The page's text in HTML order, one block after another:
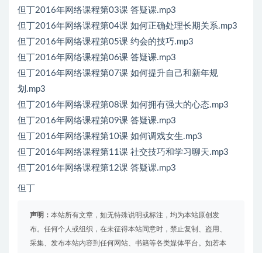
但丁2016年网络课程第03课 答疑课.mp3
但丁2016年网络课程第04课 如何正确处理长期关系.mp3
但丁2016年网络课程第05课 约会的技巧.mp3
但丁2016年网络课程第06课 答疑课.mp3
但丁2016年网络课程第07课 如何提升自己和新年规
划.mp3
但丁2016年网络课程第08课 如何拥有强大的心态.mp3
但丁2016年网络课程第09课 答疑课.mp3
但丁2016年网络课程第10课 如何调戏女生.mp3
但丁2016年网络课程第11课 社交技巧和学习聊天.mp3
但丁2016年网络课程第12课 答疑课.mp3
但丁
声明： 本站所有文章，如无特殊说明或标注，均为本站原创发
布。任何个人或组织，在未征得本站同意时，禁止复制、盗用、
采集、发布本站内容到任何网站、书籍等各类媒体平台。如若本